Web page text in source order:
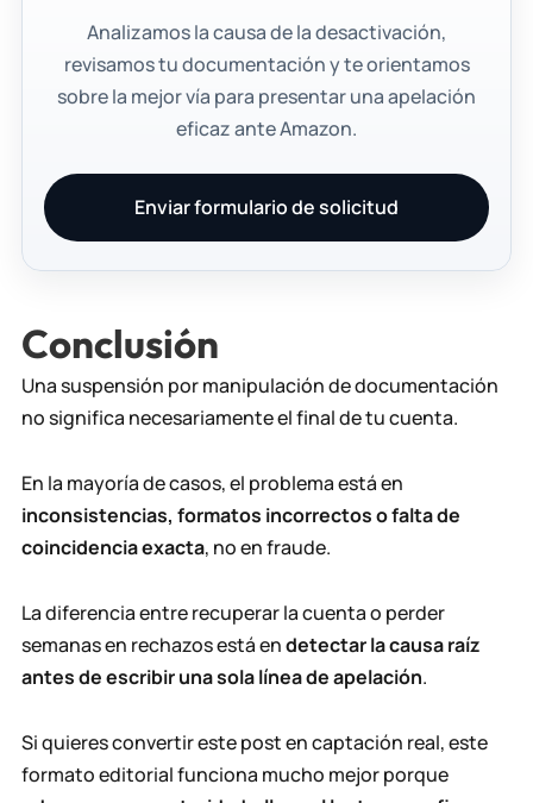
Analizamos la causa de la desactivación,
revisamos tu documentación y te orientamos
sobre la mejor vía para presentar una apelación
eficaz ante Amazon.
Enviar formulario de solicitud
Conclusión
Una suspensión por manipulación de documentación
no significa necesariamente el final de tu cuenta.
En la mayoría de casos, el problema está en
inconsistencias, formatos incorrectos o falta de
coincidencia exacta, no en fraude.
La diferencia entre recuperar la cuenta o perder
semanas en rechazos está endetectar la causa raíz
antes de escribir una sola línea de apelación.
Si quieres convertir este post en captación real, este
formato editorial funciona mucho mejor porque